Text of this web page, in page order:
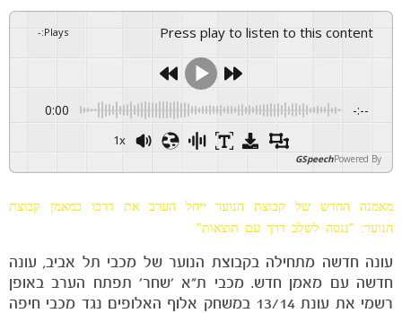
Press play to listen to this content
Plays
:
-
0:00 -:--
1x
Powered By
GSpeech
מאמנה החדש של קבוצת הנוער ייחל הערב את דרכו כמאמן קבוצת
הנוער: "ננסה לשלב דרך עם תוצאות"
עונה חדשה מתחילה בקבוצת הנוער של מכבי תל אביב, עונה
חדשה עם מאמן חדש. מכבי ת"א 'שחר' תפתח הערב באופן
רשמי את עונת 13/14 במשחק אלוף האלופים נגד מכבי חיפה